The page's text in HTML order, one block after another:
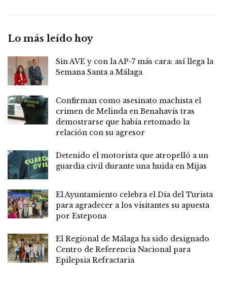
Lo más leído hoy
Sin AVE y con la AP-7 más cara: así llega la
Semana Santa a Málaga
Confirman como asesinato machista el
crimen de Melinda en Benahavís tras
demostrarse que había retomado la
relación con su agresor
Detenido el motorista que atropelló a un
guardia civil durante una huida en Mijas
El Ayuntamiento celebra el Día del Turista
para agradecer a los visitantes su apuesta
por Estepona
El Regional de Málaga ha sido designado
Centro de Referencia Nacional para
Epilepsia Refractaria